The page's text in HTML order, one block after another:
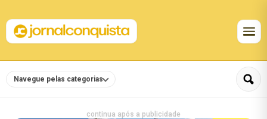
Navegue pelas categorias
continua após a publicidade